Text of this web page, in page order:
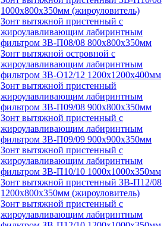
1000х800х350мм (жироуловитель)
Зонт вытяжной пристенный с
жироулавливающим лабиринтным
фильтром ЗВ-П08/08 800х800х350мм
Зонт вытяжной островной с
жироулавливающим лабиринтным
фильтром ЗВ-О12/12 1200х1200х400мм
Зонт вытяжной пристенный
жироулавливающим лабиринтным
фильтром ЗВ-П09/08 900х800х350мм
Зонт вытяжной пристенный с
жироулавливающим лабиринтным
фильтром ЗВ-П09/09 900х900х350мм
Зонт вытяжной пристенный с
жироулавливающим лабиринтным
фильтром ЗВ-П10/10 1000х1000х350мм
Зонт вытяжной пристенный ЗВ-П12/08
1200х800х350мм (жироуловитель)
Зонт вытяжной пристенный с
жироулавливающим лабиринтным